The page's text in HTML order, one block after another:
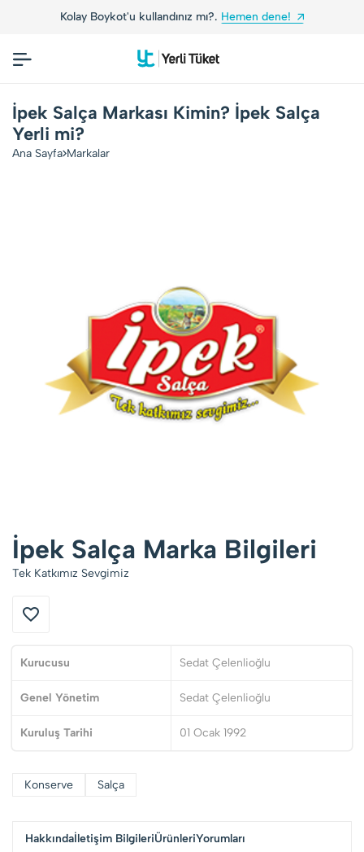
Kolay Boykot'u kullandınız mı?. Hemen dene!
İpek Salça Markası Kimin? İpek Salça
Yerli mi?
Ana Sayfa Markalar
İpek Salça Marka Bilgileri
Tek Katkımız Sevgimiz
Kurucusu Sedat Çelenlioğlu
Genel Yönetim Sedat Çelenlioğlu
Kuruluş Tarihi 01 Ocak 1992
Konserve Salça
Hakkındaİletişim BilgileriÜrünleriYorumları